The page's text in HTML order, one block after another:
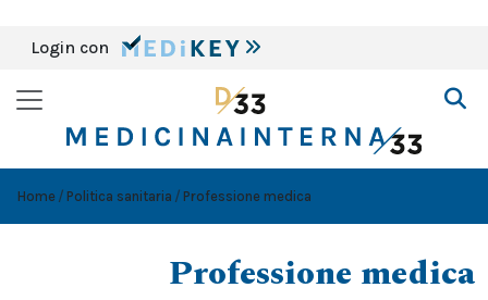
Login con
Home Politica sanitaria Professione medica
Professione medica